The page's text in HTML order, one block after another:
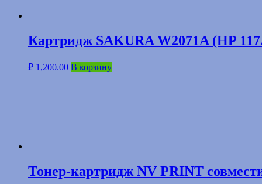
Картридж SAKURA W2071A (HP
₽ 1,200.00 В корзину
Тонер-картридж NV PRINT